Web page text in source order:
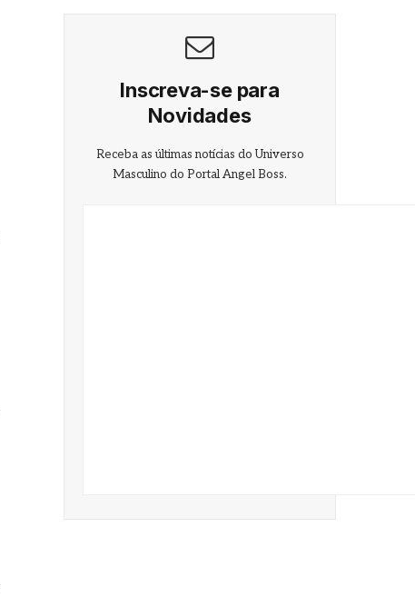
Inscreva-se para
Novidades